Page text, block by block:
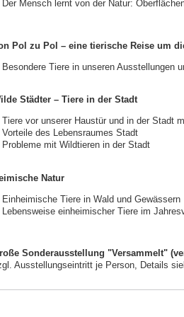
Der Mensch lernt von der Natur:
Pol zu Pol – eine tierische Reise um
Besondere Tiere in unseren Ausstellungen
Städter – Tiere in der Stadt
Tiere vor unserer Haustür und in der Stadt
Vorteile des Lebensraumes Stadt
Probleme mit Wildtieren in der Stadt
Natur
Einheimische Tiere in Wald und Gewässern
Lebensweise einheimischer Tiere im
Sonderausstellung "Versammelt"
Ausstellungseintritt je Person, Details